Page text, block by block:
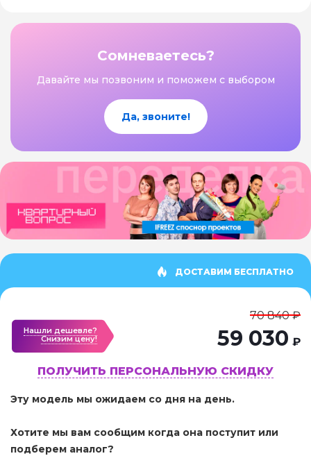
Сомневаетесь?
Давайте мы позвоним и поможем с выбором
Да, звоните!
ДОСТАВИМ БЕСПЛАТНО
Нашли дешевле?
Cнизим цену!
70 840 ₽
59 030 ₽
ПОЛУЧИТЬ ПЕРСОНАЛЬНУЮ СКИДКУ
Эту модель мы ожидаем со дня на день.
Хотите мы вам сообщим когда она поступит или
подберем аналог?